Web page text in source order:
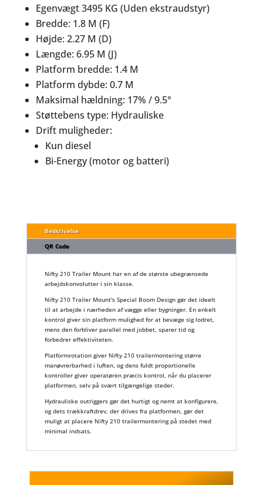
Egenvægt 3495 KG (Uden ekstraudstyr)
Bredde: 1.8 M (F)
Højde: 2.27 M (D)
Længde: 6.95 M (J)
Platform bredde: 1.4 M
Platform dybde: 0.7 M
Maksimal hældning: 17% / 9.5°
Støttebens type: Hydrauliske
Drift muligheder:
Kun diesel
Bi-Energy (motor og batteri)
Beskrivelse
QR Code
Nifty 210 Trailer Mount har en af ​​de største ubegrænsede
arbejdskonvolutter i sin klasse.
Nifty 210 Trailer Mount's Special Boom Design gør det ideelt
til at arbejde i nærheden af ​​vægge eller bygninger. En enkelt
kontrol giver sin platform mulighed for at bevæge sig lodret,
mens den forbliver parallel med jobbet, sparer tid og
forbedrer effektiviteten.
Platformrotation giver Nifty 210 trailermontering større
manøvrerbarhed i luften, og dens fuldt proportionelle
kontroller giver operatøren præcis kontrol, når du placerer
platformen, selv på svært tilgængelige steder.
Hydrauliske outriggers gør det hurtigt og nemt at konfigurere,
og dets trækkraftdrev, der drives fra platformen, gør det
muligt at placere Nifty 210 trailermontering på stedet med
minimal indsats.